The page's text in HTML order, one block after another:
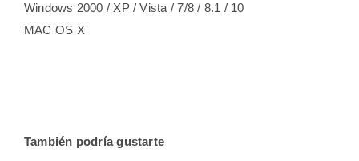
Windows 2000 / XP / Vista / 7/8 / 8.1 / 10
MAC OS X
También podría gustarte